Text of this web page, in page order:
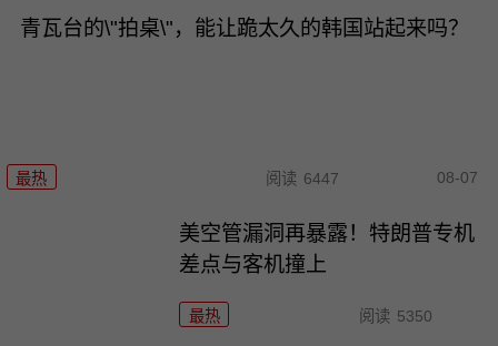
青瓦台的\"拍桌\"，能让跪太久的韩国站起来吗？
最热 阅读 6447 08-07
美空管漏洞再暴露！特朗普专机
差点与客机撞上
最热 阅读 5350